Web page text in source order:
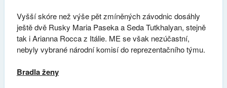
Vyšší skóre než výše pět zmíněných závodnic dosáhly
ještě dvě Rusky Maria Paseka a Seda Tutkhalyan, stejně
tak i Arianna Rocca z Itálie. ME se však nezúčastní,
nebyly vybrané národní komisí do reprezentačního týmu.
Bradla ženy